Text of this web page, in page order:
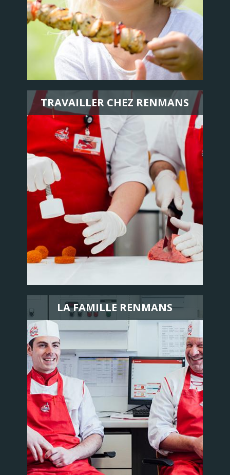
TRAVAILLER CHEZ RENMANS
LA FAMILLE RENMANS